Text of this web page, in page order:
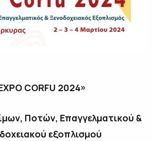
CORFU 2024»
Ποτών, Επαγγελματικού &
εξοπλισμού